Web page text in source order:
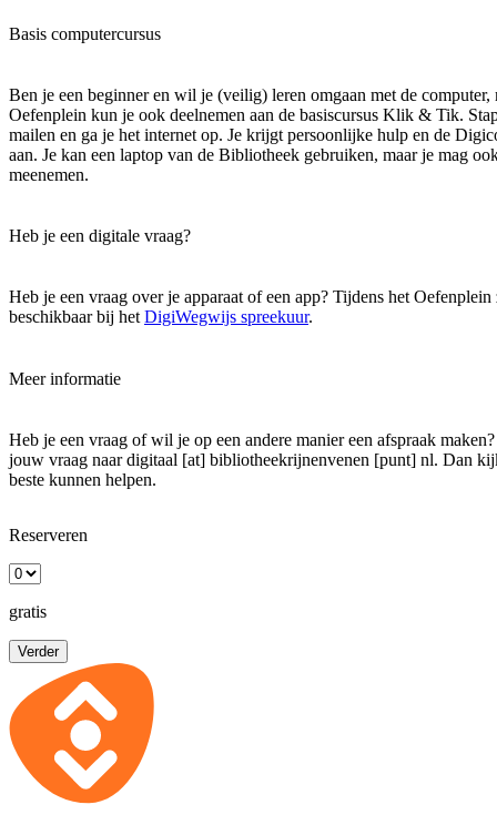
Basis computercursus
Ben je een beginner en wil je (veilig) leren omgaan met de
Oefenplein kun je ook deelnemen aan de basiscursus Klik & Tik.
mailen en ga je het internet op. Je krijgt persoonlijke hulp en de
aan. Je kan een laptop van de Bibliotheek gebruiken, maar je mag
meenemen.
Heb je een digitale vraag?
Heb je een vraag over je apparaat of een app? Tijdens het
beschikbaar bij het DigiWegwijs spreekuur.
Meer informatie
Heb je een vraag of wil je op een andere manier een afspraak
jouw vraag naardigitaal [at] bibliotheekrijnenvenen [punt] nl. Dan
beste kunnen helpen.
Reserveren
gratis
Verder